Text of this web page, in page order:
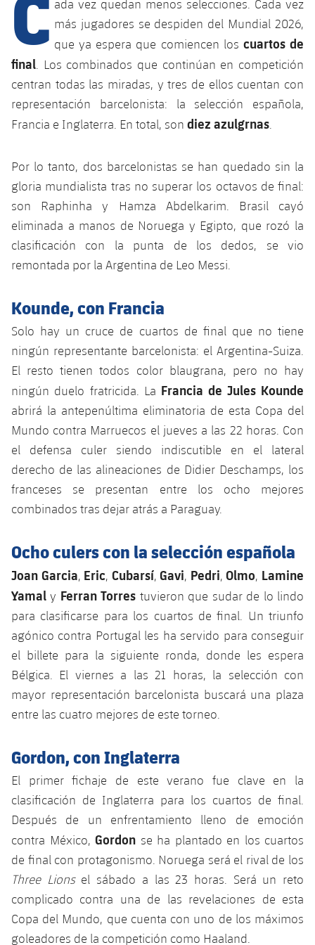
plusicon
más
Instalaciones
Spotify Camp Nou
Palau Blaugrana
Barça Cafe
Ciutat Esportiva
La Masia
plusicon
más
Servicios Médicos
Accesibilidad
Acreditaciones
Instalaciones
SUB13
SUB12
SUB11 A
SUB11 B
SUB10 A
SUB10 B
SUB9 A
SUB9 B
SUB8 A
SUB13 B
SUB12 C
SUB11 C
Gameday Shows
Resultados
Fotos
Historia
Base
Barça Atlètic
Junior
Cadete A
Infantil A
Infantil B
Mini
Campus Verano
PLUSICON
MÁS
Primer Equipo
plusicon
más
Actualidad
Entradas
Resultados
Clasificaciones
Fotos
Historia
Palmarés
Barça Atlètic
plusicon
más
Calendario
Resultados
Clasificaciones
Fotos
plusicon
más
Juvenil
Cadete A
Cadete B
Infantil A
Infantil B
PLUSICON
MÁS
Primer equipo
plusicon
más
Actualidad
Calendario
Entradas
Resultados
Clasificaciones
Jugadors
Palmarés
Historia
Barça Atlètic
Actualidad
Calendario
Jugadores
Clasificaciones
Base
plusicon
más
Actualidad
Juvenil
Cadete
Infantil
Alevín
Campus Verano
PLUSICON
MÁS
Primer equipo
plusicon
más
Actualidad
Calendario
Resultados
Clasificaciones
Jugadores
Fotos
Historia
Barça Atlètic
plusicon
más
Actualidad
Resultados
Clasificaciones
Base
plusicon
más
Barça C
Junior
Infantil
Alevín
PLUSICON
MÁS
Información general
plusicon
más
Noticias
Atletismo
plusicon
más
Actualidad
Femenino
Agenda
Baloncesto en silla de ruedas
plusicon
más
Jugadores
Calendario
Resultados
Clasificaciones
Actualidad
Jugadores
Calendario
Resultados
plusicon
más
Noticias
Hockey Hierba Masculino
Hockey Hierba Femenino
Patinaje artístico
plusicon
más
Actualidad
Plantilla
Agenda
Escuela de Patinaje
Rugby
plusicon
más
Actualidad
Voleibol
plusicon
ada vez quedan menos selecciones. Cada vez
más jugadores se despiden del Mundial 2026,
que ya espera que comiencen los cuartos de
final . Los combinados que continúan en competición
centran todas las miradas, y tres de ellos cuentan con
representación barcelonista: la selección española,
Francia e Inglaterra. En total, son diez azulgrnas
Por lo tanto, dos barcelonistas se han quedado sin la
gloria mundialista tras no superar los octavos de final:
son Raphinha y Hamza Abdelkarim. Brasil cayó
eliminada a manos de Noruega y Egipto, que rozó la
clasificación con la punta de los dedos, se vio
remontada por la Argentina de Leo Messi.
Kounde, con Francia
Solo hay un cruce de cuartos de final que no tiene
ningún representante barcelonista: el Argentina-Suiza.
El resto tienen todos color blaugrana, pero no hay
ningún duelo fratricida. La Francia de Jules Kounde
abrirá la antepenúltima eliminatoria de esta Copa del
Mundo contra Marruecos el jueves a las 22 horas. Con
el defensa culer siendo indiscutible en el lateral
derecho de las alineaciones de Didier Deschamps, los
franceses se presentan entre los ocho mejores
combinados tras dejar atrás a Paraguay.
Ocho culers con la selección española
Joan Garcia, Eric, Cubarsí, Gavi, Pedri, Olmo, Lamine
Yamal y Ferran Torres tuvieron que sudar de lo lindo
para clasificarse para los cuartos de final. Un triunfo
agónico contra Portugal les ha servido para conseguir
el billete para la siguiente ronda, donde les espera
Bélgica. El viernes a las 21 horas, la selección con
mayor representación barcelonista buscará una plaza
entre las cuatro mejores de este torneo.
Gordon, con Inglaterra
El primer fichaje de este verano fue clave en la
clasificación de Inglaterra para los cuartos de final.
Después de un enfrentamiento lleno de emoción
contra México, Gordon se ha plantado en los cuartos
de final con protagonismo. Noruega será el rival de los
Three Lionsel sábado a las 23 horas. Será un reto
complicado contra una de las revelaciones de esta
Copa del Mundo, que cuenta con uno de los máximos
goleadores de la competición como Haaland.